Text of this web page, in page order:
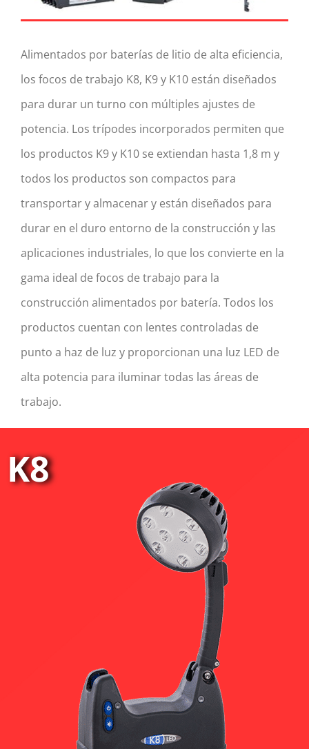
Alimentados por baterías de litio de alta eficiencia,
los focos de trabajo K8, K9 y K10 están diseñados
para durar un turno con múltiples ajustes de
potencia. Los trípodes incorporados permiten que
los productos K9 y K10 se extiendan hasta 1,8 m y
todos los productos son compactos para
transportar y almacenar y están diseñados para
durar en el duro entorno de la construcción y las
aplicaciones industriales, lo que los convierte en la
gama ideal de focos de trabajo para la
construcción alimentados por batería. Todos los
productos cuentan con lentes controladas de
punto a haz de luz y proporcionan una luz LED de
alta potencia para iluminar todas las áreas de
trabajo.
K8